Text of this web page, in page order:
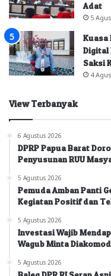
Adat
5
Kuasa
Digital
Saksi
4
View Terbanyak
6 Agustus 2026
DPRP Papua Barat
Penyusunan RUU
5 Agustus 2026
Pemuda Amban Panti
Kegiatan Positif dan
5 Agustus 2026
Investasi Wajib
Wagub Minta
5 Agustus 2026